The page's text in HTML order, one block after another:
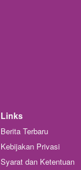
Links
Berita Terbaru
Kebijakan Privasi
Syarat dan Ketentuan